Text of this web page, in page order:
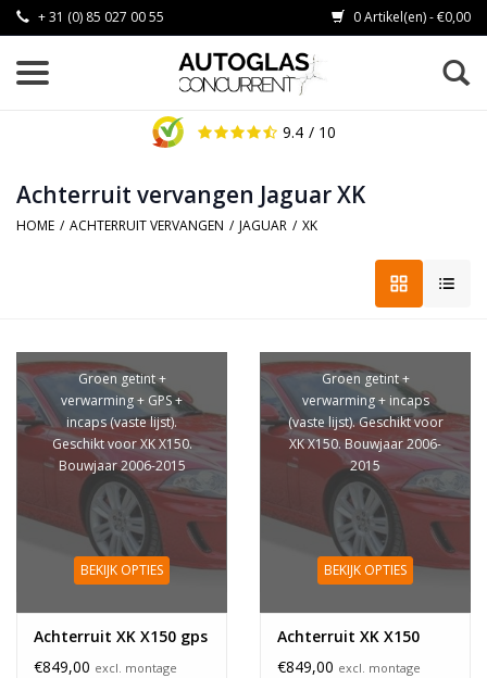
+ 31 (0) 85 027 00 55 0 Artikel(en) - €0,00
9.4 / 10
Achterruit vervangen Jaguar XK
HOME / ACHTERRUIT VERVANGEN / JAGUAR / XK
Groen getint +
verwarming + GPS +
incaps (vaste lijst).
Geschikt voor XK X150.
Bouwjaar 2006-2015
BEKIJK OPTIES
Achterruit XK X150 gps
€849,00 excl. montage
Groen getint +
verwarming + incaps
(vaste lijst). Geschikt voor
XK X150. Bouwjaar 2006-
2015
BEKIJK OPTIES
Achterruit XK X150
€849,00 excl. montage